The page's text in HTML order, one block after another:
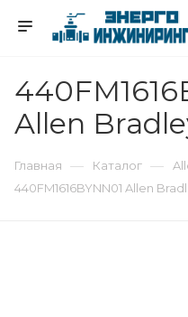
Allen
Главная — Каталог —
440FM1616BYNN01 Allen